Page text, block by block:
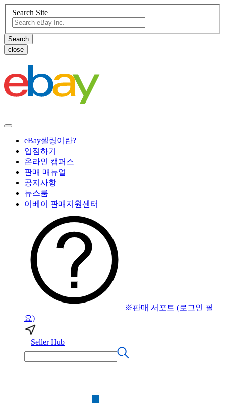
Search Site
close
eBay셀링이란?
입점하기
온라인 캠퍼스
판매 매뉴얼
공지사항
뉴스룸
이베이 판매지원센터
※판매 서포트 (로그인 필
요)
Seller Hub